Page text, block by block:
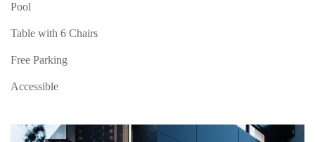
Pool
Table with 6 Chairs
Free Parking
Accessible